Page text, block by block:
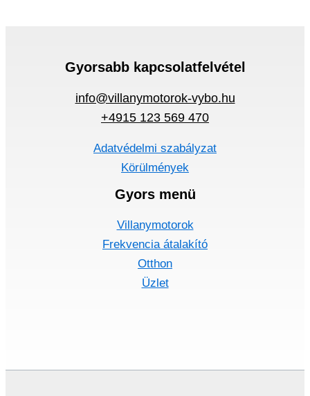
Gyorsabb kapcsolatfelvétel
info@villanymotorok-vybo.hu
+4915 123 569 470
Adatvédelmi szabályzat
Körülmények
Gyors menü
Villanymotorok
Frekvencia átalakító
Otthon
Üzlet